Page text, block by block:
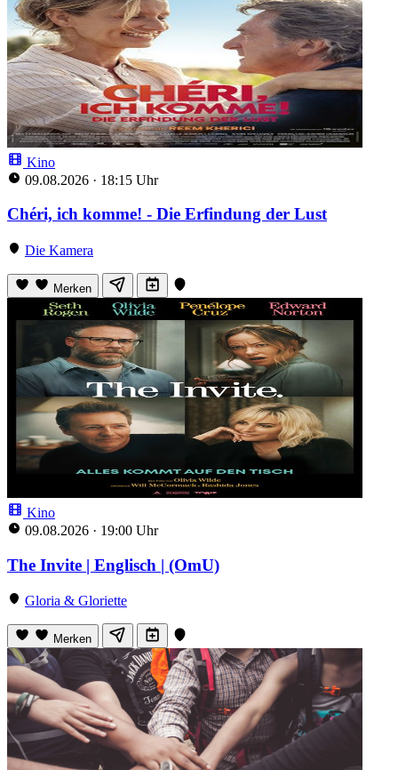
Kino
09.08.2026 · 18:15 Uhr
Chéri, ich komme! - Die Erfindung der Lust
Die Kamera
Merken
Kino
09.08.2026 · 19:00 Uhr
The Invite | Englisch | (OmU)
Gloria & Gloriette
Merken